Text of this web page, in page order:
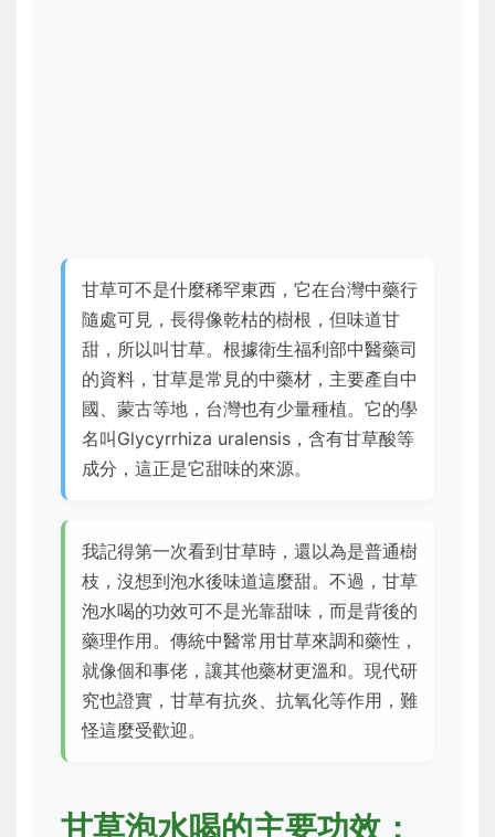
甘草可不是什麼稀罕東西，它在台灣中藥行
隨處可見，長得像乾枯的樹根，但味道甘
甜，所以叫甘草。根據衛生福利部中醫藥司
的資料，甘草是常見的中藥材，主要產自中
國、蒙古等地，台灣也有少量種植。它的學
名叫Glycyrrhiza uralensis，含有甘草酸等
成分，這正是它甜味的來源。
我記得第一次看到甘草時，還以為是普通樹
枝，沒想到泡水後味道這麼甜。不過，甘草
泡水喝的功效可不是光靠甜味，而是背後的
藥理作用。傳統中醫常用甘草來調和藥性，
就像個和事佬，讓其他藥材更溫和。現代研
究也證實，甘草有抗炎、抗氧化等作用，難
怪這麼受歡迎。
甘草泡水喝的主要功效：